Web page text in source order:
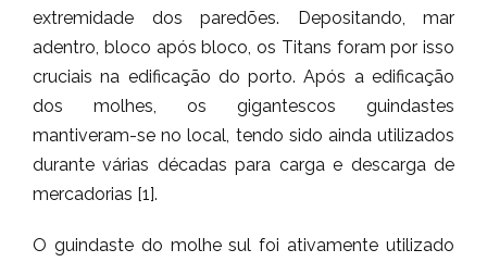
extremidade dos paredões. Depositando, mar
adentro, bloco após bloco, os Titans foram por isso
cruciais na edificação do porto. Após a edificação
dos molhes, os gigantescos guindastes
mantiveram-se no local, tendo sido ainda utilizados
durante várias décadas para carga e descarga de
mercadorias [1].
O guindaste do molhe sul foi ativamente utilizado